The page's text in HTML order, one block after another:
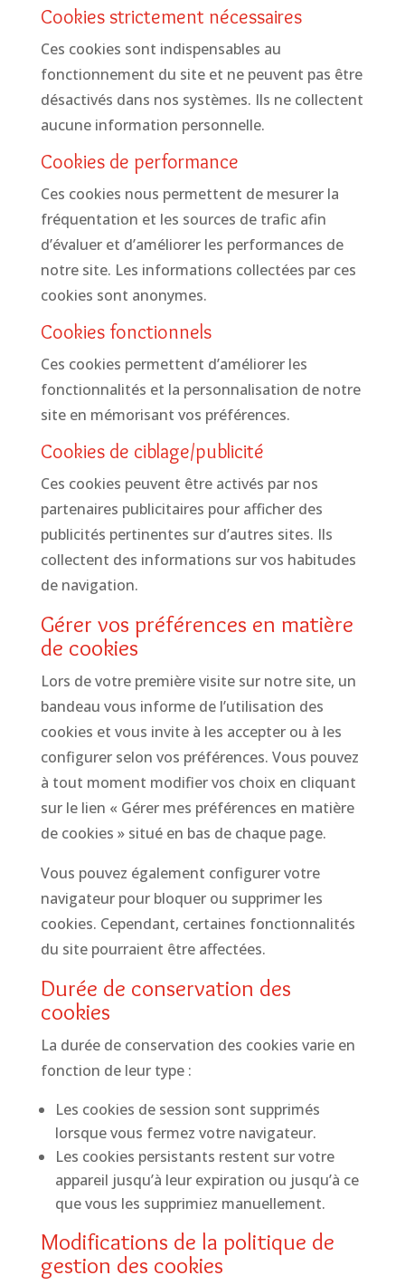
Cookies strictement nécessaires
Ces cookies sont indispensables au
fonctionnement du site et ne peuvent pas être
désactivés dans nos systèmes. Ils ne collectent
aucune information personnelle.
Cookies de performance
Ces cookies nous permettent de mesurer la
fréquentation et les sources de trafic afin
d’évaluer et d’améliorer les performances de
notre site. Les informations collectées par ces
cookies sont anonymes.
Cookies fonctionnels
Ces cookies permettent d’améliorer les
fonctionnalités et la personnalisation de notre
site en mémorisant vos préférences.
Cookies de ciblage/publicité
Ces cookies peuvent être activés par nos
partenaires publicitaires pour afficher des
publicités pertinentes sur d’autres sites. Ils
collectent des informations sur vos habitudes
de navigation.
Gérer vos préférences en matière
de cookies
Lors de votre première visite sur notre site, un
bandeau vous informe de l’utilisation des
cookies et vous invite à les accepter ou à les
configurer selon vos préférences. Vous pouvez
à tout moment modifier vos choix en cliquant
sur le lien « Gérer mes préférences en matière
de cookies » situé en bas de chaque page.
Vous pouvez également configurer votre
navigateur pour bloquer ou supprimer les
cookies. Cependant, certaines fonctionnalités
du site pourraient être affectées.
Durée de conservation des
cookies
La durée de conservation des cookies varie en
fonction de leur type :
Les cookies de session sont supprimés
lorsque vous fermez votre navigateur.
Les cookies persistants restent sur votre
appareil jusqu’à leur expiration ou jusqu’à ce
que vous les supprimiez manuellement.
Modifications de la politique de
gestion des cookies